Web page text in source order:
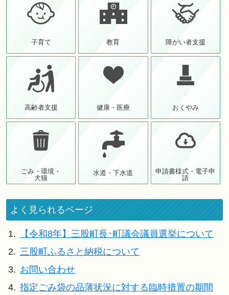
子育て 教育 障がい者支援
高齢者支援 健康・医療 おくやみ
ごみ・環境・
犬猫
水道・下水道
申請書様式・電子申
請
よく見られるページ
1.
【令和8年】三股町長･町議会議員選挙について
2. 三股町ふるさと納税について
3. お問い合わせ
4. 指定ごみ袋の品薄状況に対する臨時措置の期間